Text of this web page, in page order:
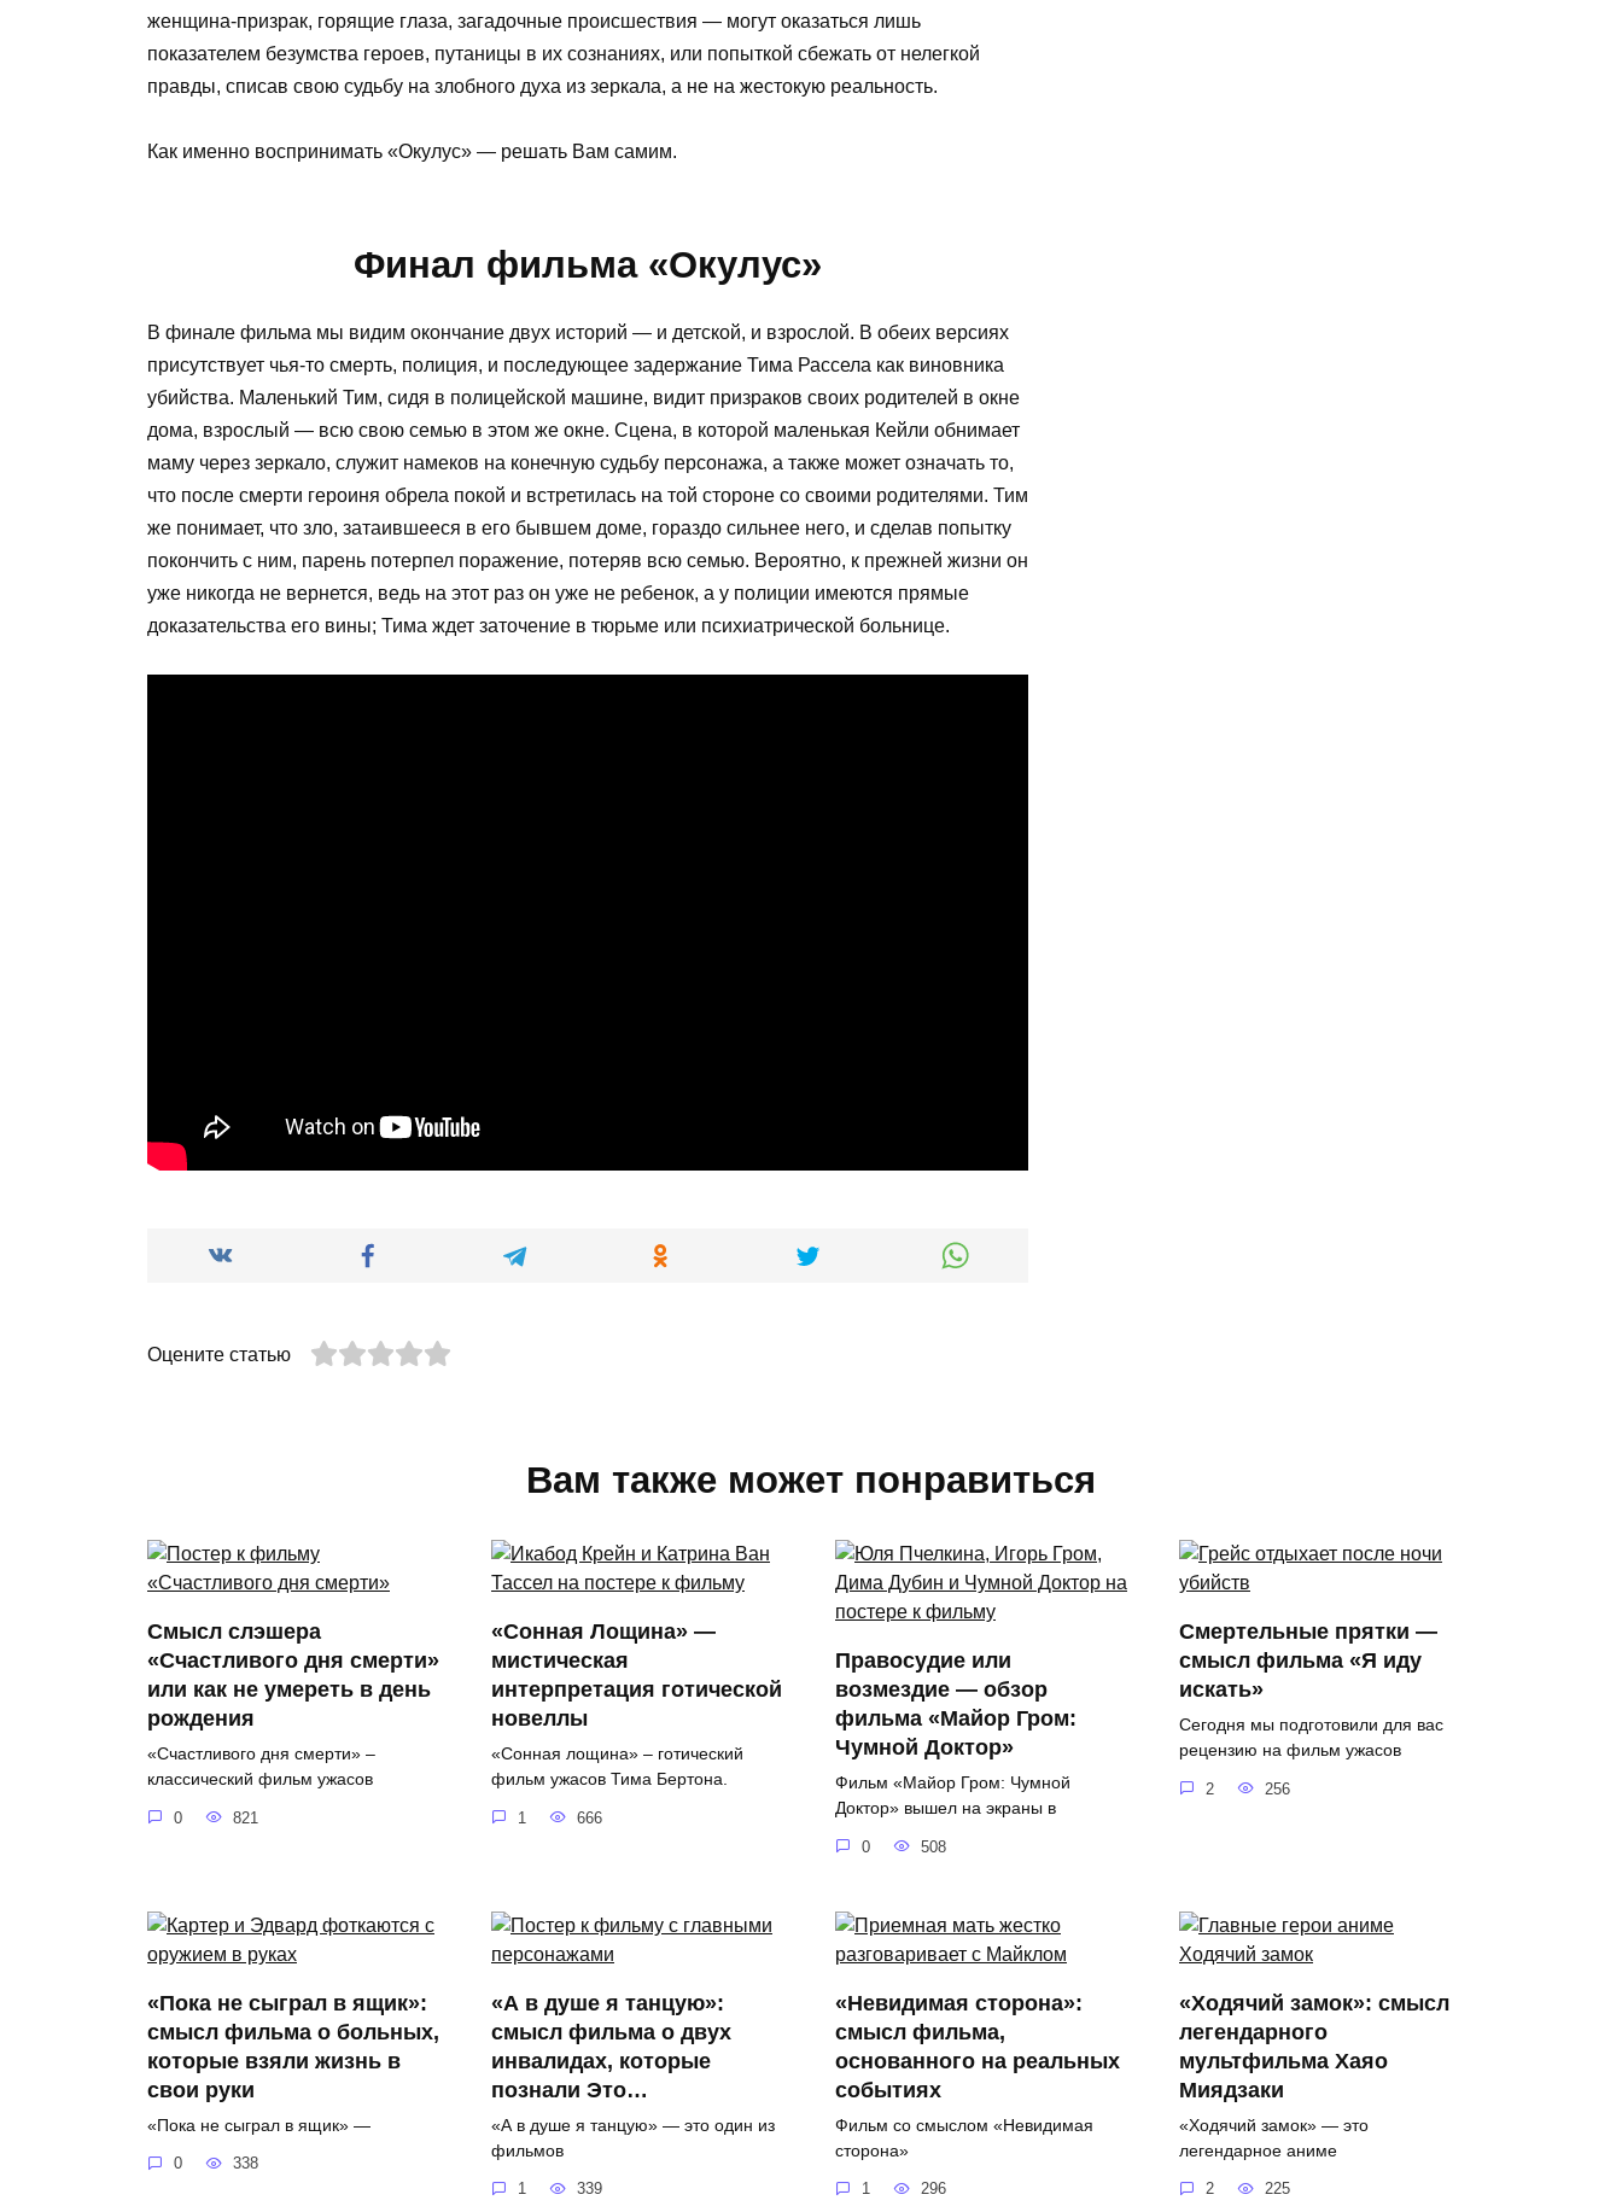
женщина-призрак, горящие глаза, загадочные происшествия — могут оказаться лишь
показателем безумства героев, путаницы в их сознаниях, или попыткой сбежать от нелегкой
правды, списав свою судьбу на злобного духа из зеркала, а не на жестокую реальность.
Как именно воспринимать «Окулус» — решать Вам самим.
Финал фильма «Окулус»
В финале фильма мы видим окончание двух историй — и детской, и взрослой. В обеих версиях
присутствует чья-то смерть, полиция, и последующее задержание Тима Рассела как виновника
убийства. Маленький Тим, сидя в полицейской машине, видит призраков своих родителей в окне
дома, взрослый — всю свою семью в этом же окне. Сцена, в которой маленькая Кейли обнимает
маму через зеркало, служит намеков на конечную судьбу персонажа, а также может означать то,
что после смерти героиня обрела покой и встретилась на той стороне со своими родителями. Тим
же понимает, что зло, затаившееся в его бывшем доме, гораздо сильнее него, и сделав попытку
покончить с ним, парень потерпел поражение, потеряв всю семью. Вероятно, к прежней жизни он
уже никогда не вернется, ведь на этот раз он уже не ребенок, а у полиции имеются прямые
доказательства его вины; Тима ждет заточение в тюрьме или психиатрической больнице.
Оцените статью
Вам также может понравиться
Смысл слэшера
«Счастливого дня смерти»
или как не умереть в день
рождения
«Счастливого дня смерти» –
классический фильм ужасов
0 821
«Сонная Лощина» —
мистическая
интерпретация готической
новеллы
«Сонная лощина» – готический
фильм ужасов Тима Бертона.
1 666
Правосудие или
возмездие — обзор
фильма «Майор Гром:
Чумной Доктор»
Фильм «Майор Гром: Чумной
Доктор» вышел на экраны в
0 508
Смертельные прятки —
смысл фильма «Я иду
искать»
Сегодня мы подготовили для вас
рецензию на фильм ужасов
2 256
«Пока не сыграл в ящик»:
смысл фильма о больных,
которые взяли жизнь в
свои руки
«Пока не сыграл в ящик» —
0 338
«А в душе я танцую»:
смысл фильма о двух
инвалидах, которые
познали Это…
«А в душе я танцую» — это один из
фильмов
1 339
«Невидимая сторона»:
смысл фильма,
основанного на реальных
событиях
Фильм со смыслом «Невидимая
сторона»
1 296
«Ходячий замок»: смысл
легендарного
мультфильма Хаяо
Миядзаки
«Ходячий замок» — это
легендарное аниме
2 225